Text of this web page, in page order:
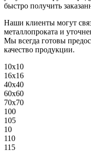
быстро получить
Наши клиенты могут
металлопроката и
Мы всегда готовы
качество продукции.
10х10
16х16
40х40
60х60
70х70
100
105
10
110
115